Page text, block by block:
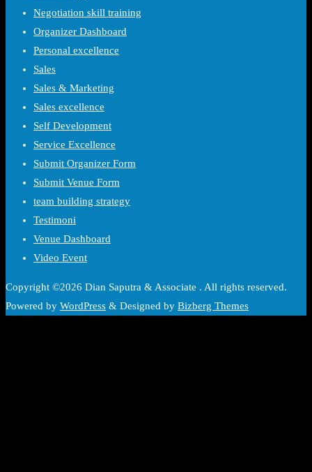
Negotiation skill training
Organizer Dashboard
Personal excellence
Sales
Sales & Marketing
Sales excellence
Self Development
Service Excellence
Submit Organizer Form
Submit Venue Form
team building strategy
Testimoni
Venue Dashboard
Video Event
Copyright ©2026 Dian Saputra & Associate . All rights reserved.
Powered by WordPress & Designed by Bizberg Themes